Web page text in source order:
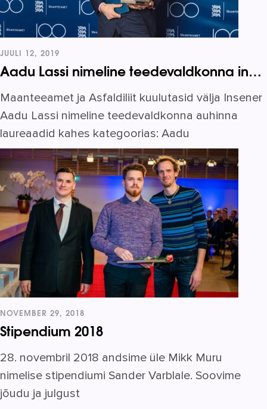
JUULI 12, 2019
Aadu Lassi nimeline teedevaldkonna inseneripreemia omistati Marek Koidule
Maanteeamet ja Asfaldiliit kuulutasid välja Insener
Aadu Lassi nimeline teedevaldkonna auhinna
laureaadid kahes kategoorias: Aadu
NOVEMBER 29, 2018
Stipendium 2018
28. novembril 2018 andsime üle Mikk Muru
nimelise stipendiumi Sander Varblale. Soovime
jõudu ja julgust